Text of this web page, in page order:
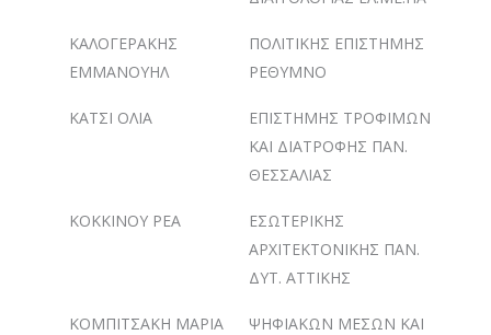
ΚΑΛΟΓΕΡΑΚΗΣ
ΕΜΜΑΝΟΥΗΛ
ΠΟΛΙΤΙΚΗΣ ΕΠΙΣΤΗΜΗΣ
ΡΕΘΥΜΝΟ
ΚΑΤΣΙ ΟΛΙΑ
ΕΠΙΣΤΗΜΗΣ ΤΡΟΦΙΜΩΝ
ΚΑΙ ΔΙΑΤΡΟΦΗΣ ΠΑΝ.
ΘΕΣΣΑΛΙΑΣ
ΚΟΚΚΙΝΟΥ ΡΕΑ
ΕΣΩΤΕΡΙΚΗΣ
ΑΡΧΙΤΕΚΤΟΝΙΚΗΣ ΠΑΝ.
ΔΥΤ. ΑΤΤΙΚΗΣ
ΚΟΜΠΙΤΣΑΚΗ ΜΑΡΙΑ
ΨΗΦΙΑΚΩΝ ΜΕΣΩΝ ΚΑΙ